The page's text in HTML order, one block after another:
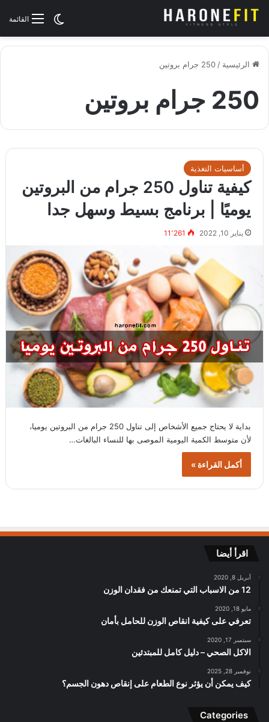
القائمةالوضع
الرئيسية / 250 جرام بروتين
250 جرام بروتين
أساسيات التغذية
كيفية تناول 250 جرام من البروتين
يوميًا | برنامج بسيط وسهل جدا
يناير 10, 2022 11٬261
بداية لا يحتاج جميع الأشخاص إلى تناول 250 جرام من البروتين يوميا،
لأن متوسط الكمية اليومية الموصى بها للنساء البالغات…
أكمل القراءة »
اقرأ أيضا
أبريل 8, 2020
12 من الاسباب التي تمنعك من فقدان الوزن
مايو 18, 2020
تعرفي على كيفية انقاص الوزن للحامل بأمان
سبتمبر 17, 2020
الاكل الصحي – دليل كامل للمبتدئين
نوفمبر 28, 2025
كيف يمكن أن يؤثر نوع الطعام على إنقاص دهون الجسم؟
Categories